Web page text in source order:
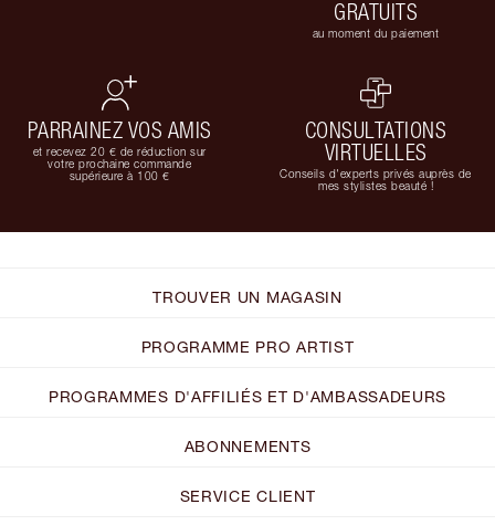
GRATUITS
au moment du paiement
PARRAINEZ VOS AMIS
et recevez 20 € de réduction sur
votre prochaine commande
supérieure à 100 €
CONSULTATIONS
VIRTUELLES
Conseils d'experts privés auprès de
mes stylistes beauté !
TROUVER UN MAGASIN
PROGRAMME PRO ARTIST
PROGRAMMES D'AFFILIÉS ET D'AMBASSADEURS
ABONNEMENTS
SERVICE CLIENT